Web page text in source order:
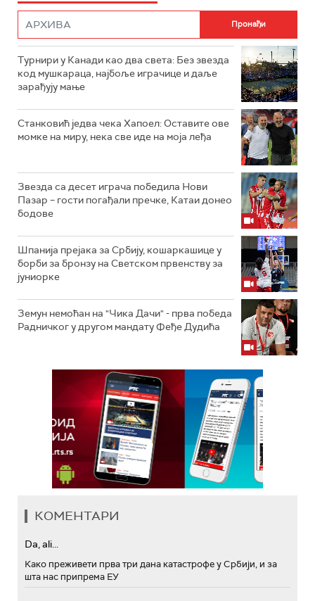
Турнири у Канади као два света: Без звезда
код мушкараца, најбоље играчице и даље
зарађују мање
Станковић једва чека Хапоел: Оставите ове
момке на миру, нека све иде на моја леђа
Звезда са десет играча победила Нови
Пазар – гости погађали пречке, Катаи донео
бодове
Шпанија прејакa за Србију, кошаркашице у
борби за бронзу на Светском првенству за
јуниорке
Земун немоћан на "Чика Дачи" - прва победа
Радничког у другом мандату Феђе Дудића
КОМЕНТАРИ
Da, ali...
Како преживети прва три дана катастрофе у Србији, и за
шта нас припрема ЕУ